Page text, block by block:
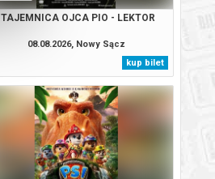
TAJEMNICA OJCA PIO - LEKTOR
08.08.2026, Nowy Sącz
kup bilet